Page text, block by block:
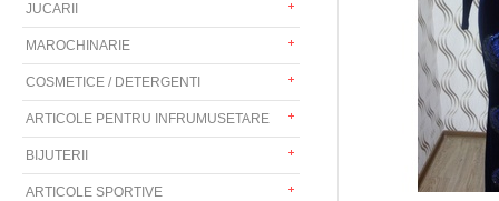
JUCARII
MAROCHINARIE
COSMETICE / DETERGENTI
ARTICOLE PENTRU INFRUMUSETARE
BIJUTERII
ARTICOLE SPORTIVE